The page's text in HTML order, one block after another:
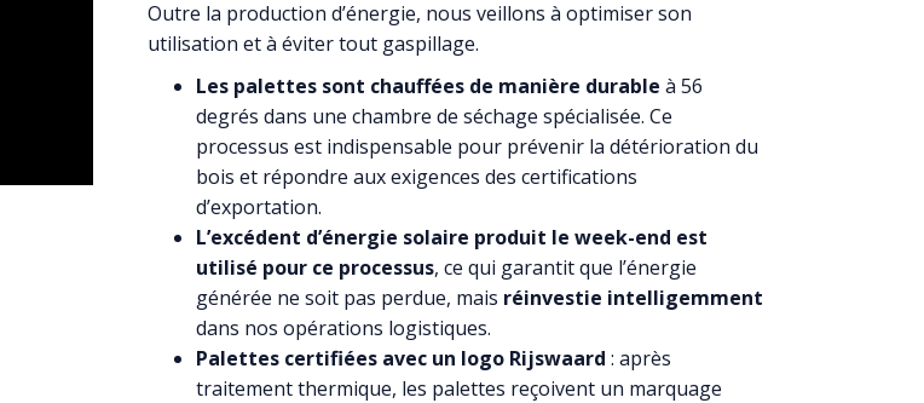
Outre la production d’énergie, nous veillons à optimiser son
utilisation et à éviter tout gaspillage.
Les palettes sont chauffées de manière durable à 56
degrés dans une chambre de séchage spécialisée. Ce
processus est indispensable pour prévenir la détérioration du
bois et répondre aux exigences des certifications
d’exportation.
L’excédent d’énergie solaire produit le week-end est
utilisé pour ce processus, ce qui garantit que l’énergie
générée ne soit pas perdue, mais réinvestie intelligemment
dans nos opérations logistiques.
Palettes certifiées avec un logo Rijswaard : après
traitement thermique, les palettes reçoivent un marquage